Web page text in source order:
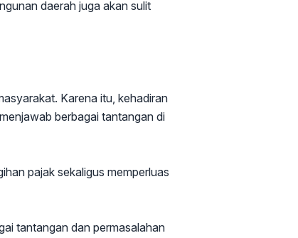
daerah juga akan sulit
Karena itu, kehadiran
berbagai tantangan di
pajak sekaligus memperluas
tantangan dan permasalahan